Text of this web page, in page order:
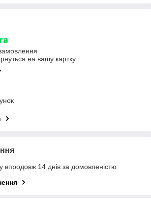
на вашу картку
впродовж 14 днів за домовленістю